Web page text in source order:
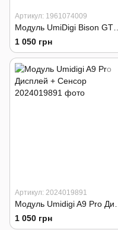
Артикул: 1961074009
1 050 грн
Артикул: 2024019891
1 050 грн